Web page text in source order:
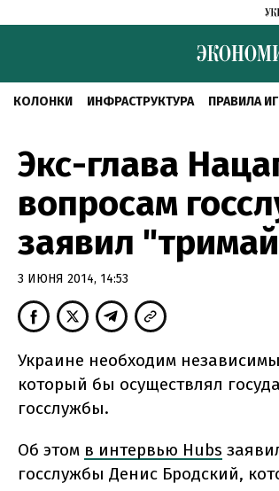
КОЛОНКИ ИНФРАСТРУКТУРА ПРАВИЛА
Экс-глава
вопросам
заявил
3 ИЮНЯ 2014, 14:53
Украине необходим
который бы осуществлял
госслужбы.
Об этом в интервью Hubs
госслужбы Денис Бродский,